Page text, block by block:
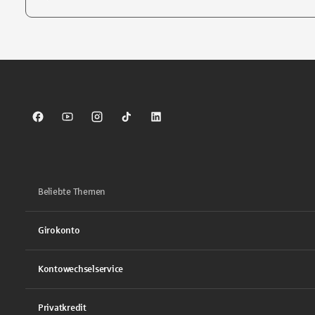
Sparkasse auf Facebook
Sparkasse auf Youtube
Sparkasse auf Instagram
Sparkasse auf TikTok
Sparkasse auf LinkedIn
Beliebte Themen
Girokonto
Kontowechselservice
Privatkredit